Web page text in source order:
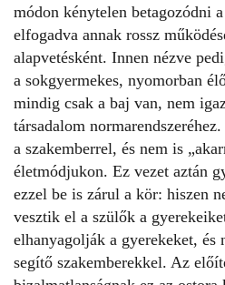
módon kénytelen betagozódni
elfogadva annak rossz
alapvetésként. Innen nézve
a sokgyermekes, nyomorban
mindig csak a baj van, nem
társadalom
a szakemberrel, és nem is
életmódjukon. Ez vezet aztán
ezzel be is zárul a kör: hiszen
vesztik el a szülők a
elhanyagolják a gyerekeket, és
segítő szakemberekkel. Az